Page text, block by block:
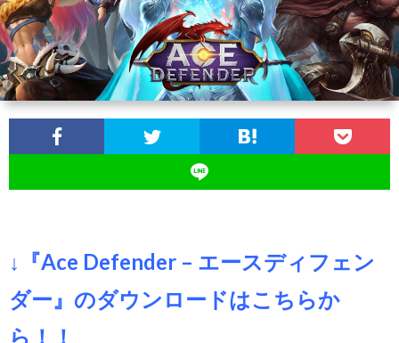
SNS
↓『Ace Defender – エースディフェン
ダー』のダウンロードはこちらか
ら！！